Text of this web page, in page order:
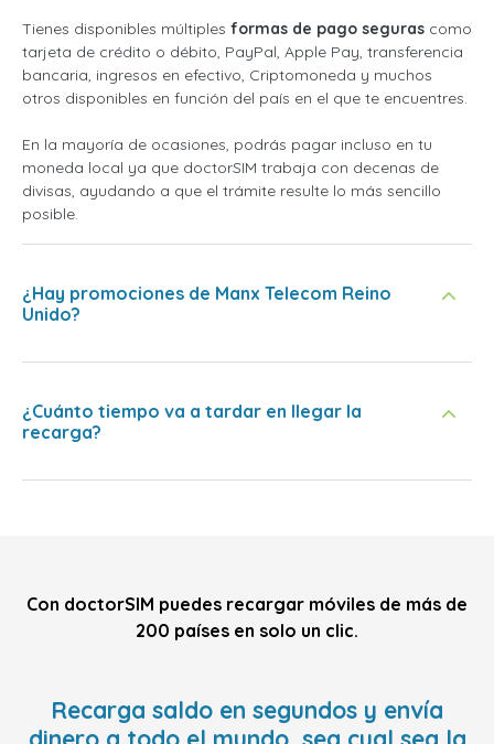
Tienes disponibles múltiples formas de pago seguras como
tarjeta de crédito o débito, PayPal, Apple Pay, transferencia
bancaria, ingresos en efectivo, Criptomoneda y muchos
otros disponibles en función del país en el que te encuentres.
En la mayoría de ocasiones, podrás pagar incluso en tu
moneda local ya que doctorSIM trabaja con decenas de
divisas, ayudando a que el trámite resulte lo más sencillo
posible.
¿Hay promociones de Manx Telecom Reino
Unido?
¿Cuánto tiempo va a tardar en llegar la
recarga?
Con doctorSIM puedes recargar móviles de más de
200 países en solo un clic.
Recarga saldo en segundos y envía